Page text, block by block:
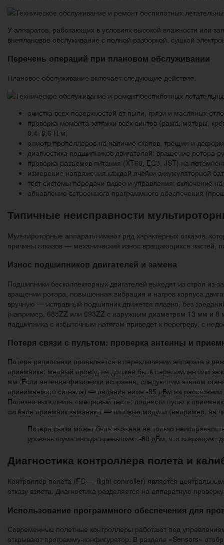
У аппаратов, работающих в условиях высокой влажности или
внеплановое обслуживание с полной разборкой, сушкой
Перечень операций при плановом обслуживании
Плановое обслуживание включает следующие действия:
очистка всех поверхностей от пыли, грязи и масляных
проверка момента затяжки всех винтов (рама, моторы,
0,4–0,6 Н·м;
осмотр пропеллеров на наличие сколов, трещин и
диагностика подшипников двигателей: вращение
проверка разъемов питания (XT60, EC3, JST) на
измерение напряжения каждой ячейки аккумуляторной
тест системы передачи видео и управления: включение
обновление встроенного программного обеспечения
Типичные неисправности
Мультироторные аппараты имеют ряд характерных отказов,
причины отказов — механический износ вращающихся частей,
Износ подшипников двигателей и замена
Подшипники бесколлекторных двигателей выходят из строя
вращении ротора, повышенная вибрация и нагрев корпуса
вручную — исправный подшипник движется плавно, без
(например, 685ZZ или 693ZZ с наружным диаметром 13 мм и 8
подшипника с избыточным натягом приведет к перегреву, с
Потеря связи с пультом: проверка антенны и
Потеря радиосвязи проявляется в переключении аппарата в
приемника: медный провод не должен быть переломлен или
мм. Если антенна физически исправна, следующим этапом
принимаемого сигнала) — падение ниже -85 дБм на
Полезно выполнить «метровый тест»: поднести пульт к
сигнале приемник заменяют — типовые модули (например, на
Потеря связи может быть вызвана не только
уровень шума иногда превышает -80 дБм, что сокращает
Диагностика контроллера полета и
Контроллер полета (FC — flight controller) является
отказу взлета. Диагностика разделяется на аппаратную
Использование программного обеспечения для
Современные полетные контроллеры работают под
открывают программу-конфигуратор. В разделе «Sensors»